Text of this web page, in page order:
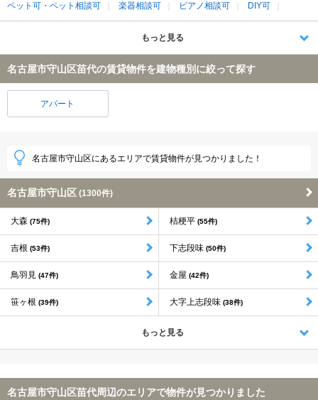
ペット可・ペット相談可
楽器相談可 ピアノ相談可 DIY可
もっと見る
名古屋市守山区苗代の賃貸物件を建物種別に絞って探す
アパート
名古屋市守山区にあるエリアで賃貸物件が見つかりました！
名古屋市守山区 (1300件)
大森 (75件) 桔梗平 (55件)
吉根 (53件) 下志段味 (50件)
鳥羽見 (47件) 金屋 (42件)
笹ヶ根 (39件) 大字上志段味 (38件)
もっと見る
名古屋市守山区苗代周辺のエリアで物件が見つかりました